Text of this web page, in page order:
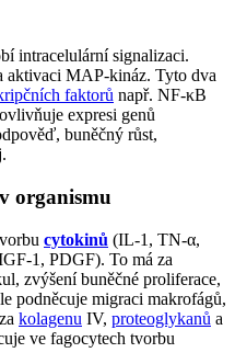
intracelulární signalizaci.
aktivaci MAP-kináz. Tyto dva
faktorů např. NF-κB
expresi genů
buněčný růst,
organismu
cytokinů (IL-1, TN-α,
1, PDGF). To má za
zvýšení buněčné proliferace,
podněcuje migraci makrofágů,
kolagenu IV, proteoglykanů a
ve fagocytech tvorbu